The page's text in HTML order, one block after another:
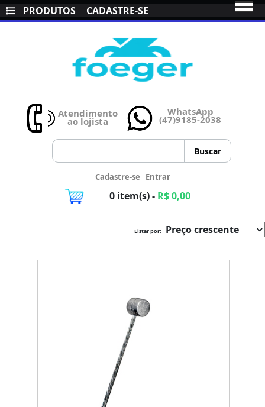
PRODUTOS CADASTRE-SE
Atendimento
ao lojista
WhatsApp
(47)9185-2038
Cadastre-se | Entrar
0 item(s) - R$ 0,00
Listar por: